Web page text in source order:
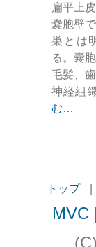
扁平上
嚢胞壁
巣とは
る。嚢
毛髪、
神経組
む…
トップ
MVC